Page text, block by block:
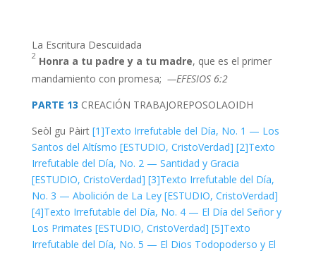
La Escritura Descuidada
2 Honra a tu padre y a tu madre, que es el primer
mandamiento con promesa; —EFESIOS 6:2
PARTE 13 CREACIÓN TRABAJOREPOSOLAOIDH
Seòl gu Pàirt [1]Texto Irrefutable del Día, No. 1 — Los
Santos del Altísmo [ESTUDIO, CristoVerdad] [2]Texto
Irrefutable del Día, No. 2 — Santidad y Gracia
[ESTUDIO, CristoVerdad] [3]Texto Irrefutable del Día,
No. 3 — Abolición de La Ley [ESTUDIO, CristoVerdad]
[4]Texto Irrefutable del Día, No. 4 — El Día del Señor y
Los Primates [ESTUDIO, CristoVerdad] [5]Texto
Irrefutable del Día, No. 5 — El Dios Todopoderso y El